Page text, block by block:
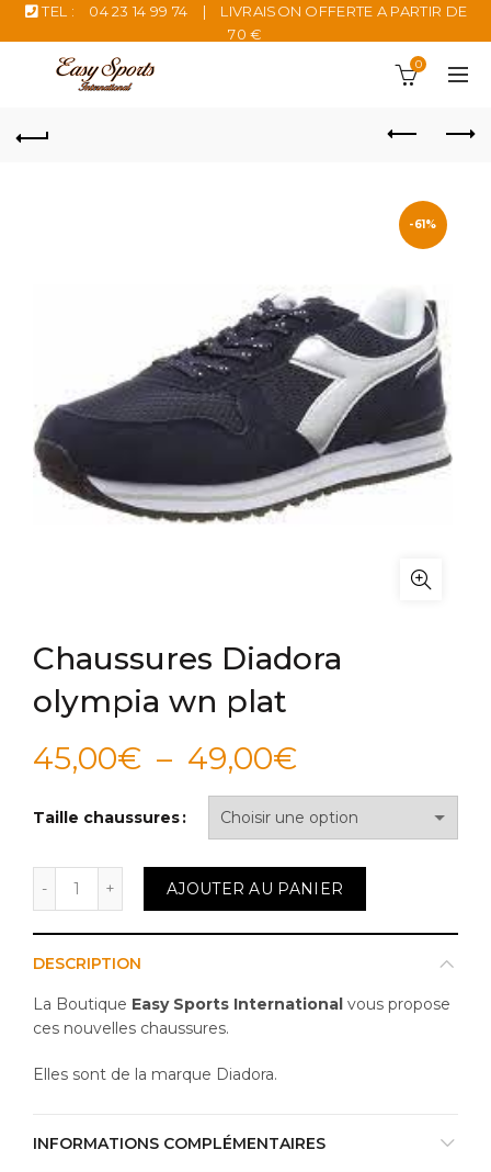
TEL : 04 23 14 99 74 |
LIVRAISON OFFERTE A PARTIR DE
70 €
0
-61%
Chaussures Diadora
olympia wn plat
45,00€ – 49,00€Plage
de
45,00€
49,00€
Taille chaussures
quantité de Chaussures Diadora olympia wn plat
AJOUTER AU PANIER
DESCRIPTION
La Boutique Easy Sports International vous propose
ces nouvelles chaussures.
Elles sont de la marque Diadora.
INFORMATIONS COMPLÉMENTAIRES